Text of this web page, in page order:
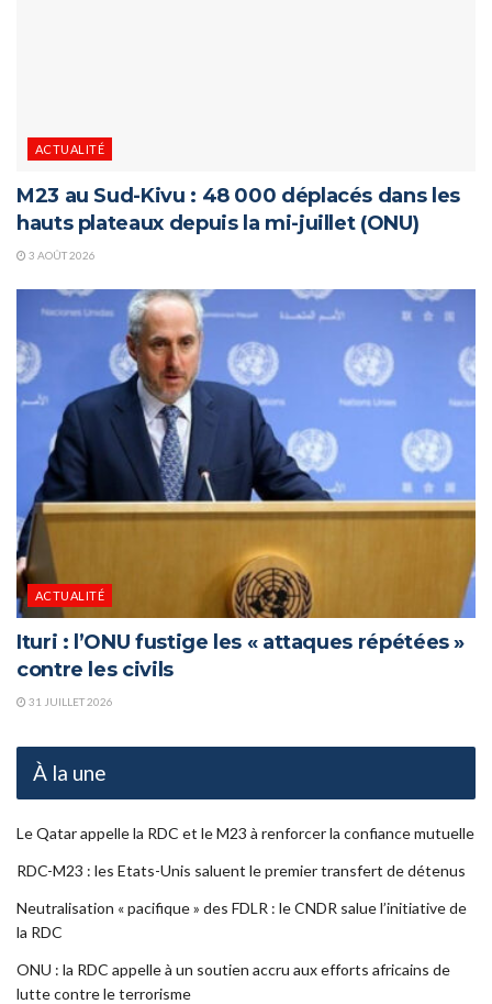
ACTUALITÉ
M23 au Sud-Kivu : 48 000 déplacés dans les
hauts plateaux depuis la mi-juillet (ONU)
3 AOÛT 2026
ACTUALITÉ
Ituri : l’ONU fustige les « attaques répétées »
contre les civils
31 JUILLET 2026
À la une
Le Qatar appelle la RDC et le M23 à renforcer la confiance mutuelle
RDC-M23 : les Etats-Unis saluent le premier transfert de détenus
Neutralisation « pacifique » des FDLR : le CNDR salue l’initiative de
la RDC
ONU : la RDC appelle à un soutien accru aux efforts africains de
lutte contre le terrorisme